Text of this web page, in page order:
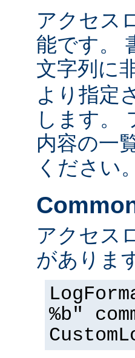
アクセス
能です。
文字列に
より指定
します。
内容の一
ください。
アクセス
がありま
%b"